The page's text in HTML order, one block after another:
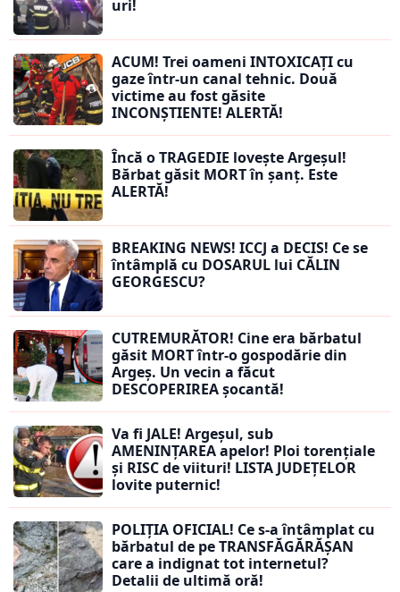
uri!
ACUM! Trei oameni INTOXICAȚI cu
gaze într-un canal tehnic. Două
victime au fost găsite
INCONȘTIENTE! ALERTĂ!
Încă o TRAGEDIE lovește Argeșul!
Bărbat găsit MORT în șanț. Este
ALERTĂ!
BREAKING NEWS! ICCJ a DECIS! Ce se
întâmplă cu DOSARUL lui CĂLIN
GEORGESCU?
CUTREMURĂTOR! Cine era bărbatul
găsit MORT într-o gospodărie din
Argeș. Un vecin a făcut
DESCOPERIREA șocantă!
Va fi JALE! Argeșul, sub
AMENINȚAREA apelor! Ploi torențiale
și RISC de viituri! LISTA JUDEȚELOR
lovite puternic!
POLIȚIA OFICIAL! Ce s-a întâmplat cu
bărbatul de pe TRANSFĂGĂRĂȘAN
care a indignat tot internetul?
Detalii de ultimă oră!